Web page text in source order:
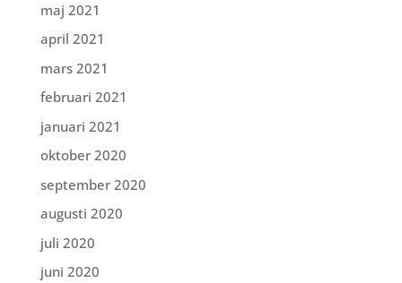
maj 2021
april 2021
mars 2021
februari 2021
januari 2021
oktober 2020
september 2020
augusti 2020
juli 2020
juni 2020